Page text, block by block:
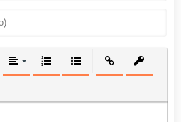
ВЫРАВНИВАНИЕ
НУМЕРОВАННЫЙ СПИСОК
МАРКИРОВАННЫЙ
ВСТАВИТЬ
ТЕКСТА
СПОЙЛЕРА